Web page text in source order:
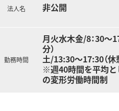
法人名 非公開
勤務時間
月火水木金/8：30～
分）
土/13:30～17:30（休
※週40時間を平均と
の変形労働時間制